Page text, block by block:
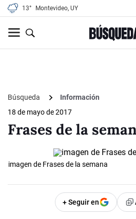
13° Montevideo, UY
Búsqueda
Información
18 de mayo de 2017
Frases de la
imagen de Frases de la semana
+ Seguir en